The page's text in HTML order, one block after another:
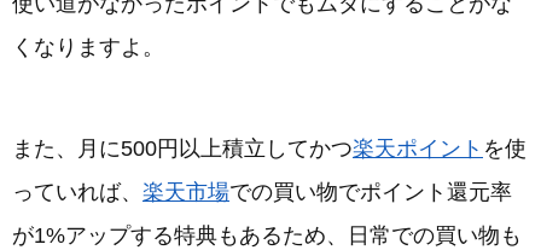
くなりますよ。
また、月に500円以上積立してかつ楽天ポイント を使
っていれば、 楽天市場での買い物でポイント還元率
が1%アップする特典もあるため、日常での買い物も